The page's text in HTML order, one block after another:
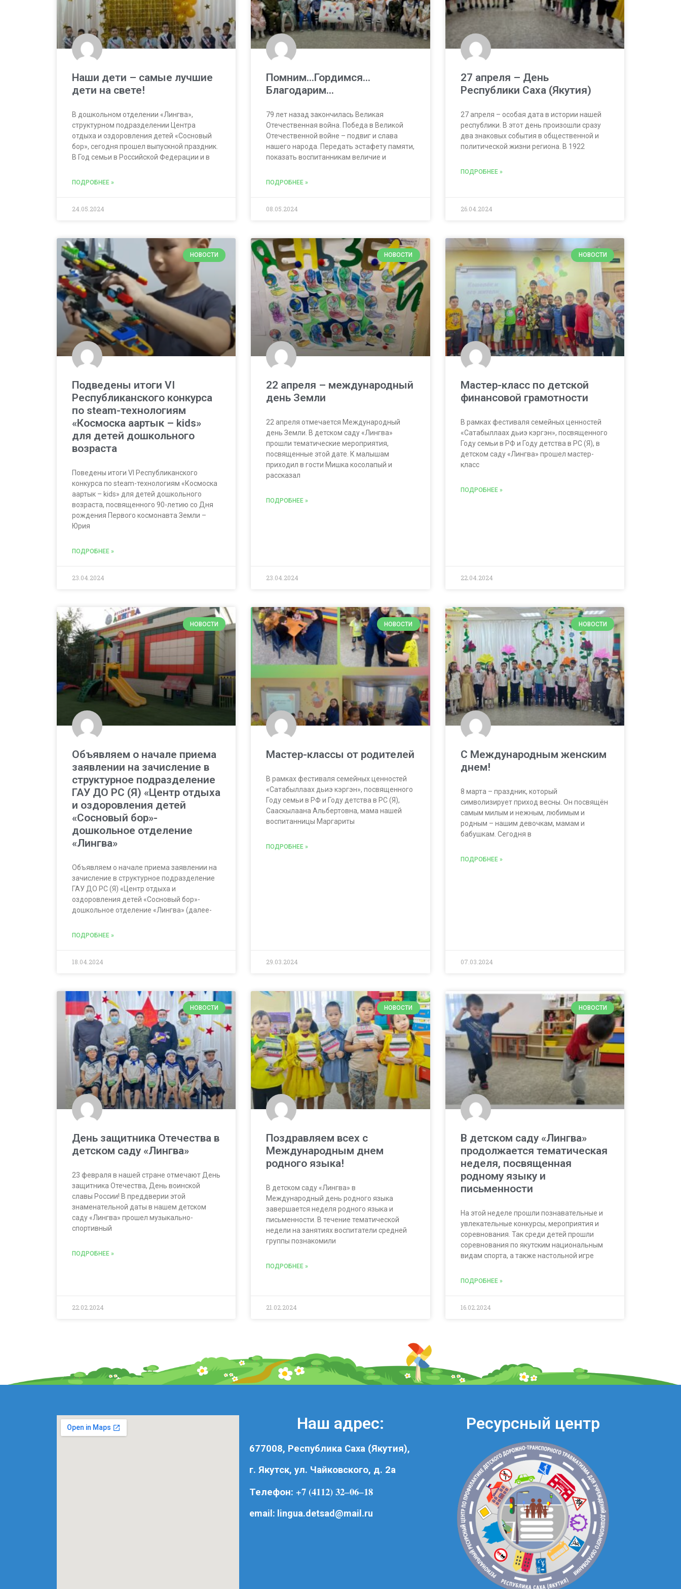
Наши дети – самые лучшие
дети на свете!
В дошкольном отделении «Лингва»,
структурном подразделении Центра
отдыха и оздоровления детей «Сосновый
бор», сегодня прошел выпускной праздник.
В Год семьи в Российской Федерации и в
ПОДРОБНЕЕ »
24.05.2024
Помним…Гордимся…
Благодарим…
79 лет назад закончилась Великая
Отечественная война. Победа в Великой
Отечественной войне – подвиг и слава
нашего народа. Передать эстафету памяти,
показать воспитанникам величие и
ПОДРОБНЕЕ »
08.05.2024
27 апреля – День
Республики Саха (Якутия)
27 апреля – особая дата в истории нашей
республики. В этот день произошли сразу
два знаковых события в общественной и
политической жизни региона. В 1922
ПОДРОБНЕЕ »
26.04.2024
НОВОСТИ
Подведены итоги VI
Республиканского конкурса
по steam-технологиям
«Космоска аартык – kids»
для детей дошкольного
возраста
Поведены итоги VI Республиканского
конкурса по steam-технологиям «Космоска
аартык – kids» для детей дошкольного
возраста, посвященного 90-летию со Дня
рождения Первого космонавта Земли –
Юрия
ПОДРОБНЕЕ »
23.04.2024
НОВОСТИ
22 апреля – международный
день Земли
22 апреля отмечается Международный
день Земли. В детском саду «Лингва»
прошли тематические мероприятия,
посвященные этой дате. К малышам
приходил в гости Мишка косолапый и
рассказал
ПОДРОБНЕЕ »
23.04.2024
НОВОСТИ
Мастер-класс по детской
финансовой грамотности
В рамках фестиваля семейных ценностей
«Сатабыллаах дьиэ кэргэн», посвященного
Году семьи в РФ и Году детства в РС (Я), в
детском саду «Лингва» прошел мастер-
класс
ПОДРОБНЕЕ »
22.04.2024
НОВОСТИ
Объявляем о начале приема
заявлении на зачисление в
структурное подразделение
ГАУ ДО РС (Я) «Центр отдыха
и оздоровления детей
«Сосновый бор»-
дошкольное отделение
«Лингва»
Объявляем о начале приема заявлении на
зачисление в структурное подразделение
ГАУ ДО РС (Я) «Центр отдыха и
оздоровления детей «Сосновый бор»-
дошкольное отделение «Лингва» (далее-
ПОДРОБНЕЕ »
18.04.2024
НОВОСТИ
Мастер-классы от родителей
В рамках фестиваля семейных ценностей
«Сатабыллаах дьиэ кэргэн», посвященного
Году семьи в РФ и Году детства в РС (Я),
Сааскылаана Альбертовна, мама нашей
воспитанницы Маргариты
ПОДРОБНЕЕ »
29.03.2024
НОВОСТИ
С Международным женским
днем!
8 марта – праздник, который
символизирует приход весны. Он посвящён
самым милым и нежным, любимым и
родным – нашим девочкам, мамам и
бабушкам. Сегодня в
ПОДРОБНЕЕ »
07.03.2024
НОВОСТИ
День защитника Отечества в
детском саду «Лингва»
23 февраля в нашей стране отмечают День
защитника Отечества, День воинской
славы России! В преддверии этой
знаменательной даты в нашем детском
саду «Лингва» прошел музыкально-
спортивный
ПОДРОБНЕЕ »
22.02.2024
НОВОСТИ
Поздравляем всех с
Международным днем
родного языка!
В детском саду «Лингва» в
Международный день родного языка
завершается неделя родного языка и
письменности. В течение тематической
недели на занятиях воспитатели средней
группы познакомили
ПОДРОБНЕЕ »
21.02.2024
НОВОСТИ
В детском саду «Лингва»
продолжается тематическая
неделя, посвященная
родному языку и
письменности
На этой неделе прошли познавательные и
увлекательные конкурсы, мероприятия и
соревнования. Так среди детей прошли
соревнования по якутским национальным
видам спорта, а также настольной игре
ПОДРОБНЕЕ »
16.02.2024
Наш адрес:
677008, Республика Саха (Якутия),
г. Якутск, ул. Чайковского, д. 2а
Телефон: +7 (4112) 32‒06‒18
email: lingua.detsad@mail.ru
Ресурсный центр